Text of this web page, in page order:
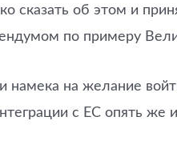
об этом и
по примеру
намека на желание
с ЕС опять же